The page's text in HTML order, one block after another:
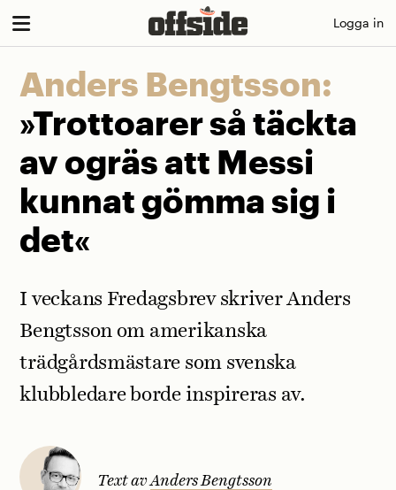
Skip
Logga in
Anders Bengtsson:
»Trottoarer så täckta
av ogräs att Messi
kunnat gömma sig i
det«
I veckans Fredagsbrev skriver Anders
Bengtsson om amerikanska
trädgårdsmästare som svenska
klubbledare borde inspireras av.
Text avAnders Bengtsson